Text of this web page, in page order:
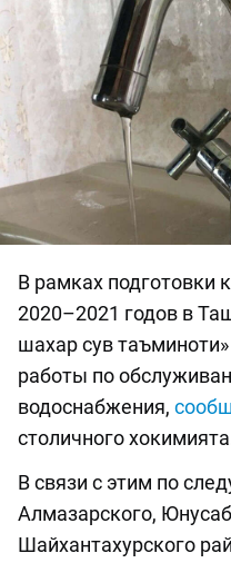
В рамках подготовки
2020–2021 годов в
шахар сув
работы по
водоснабжения,
столичного
В связи с этим по
Алмазарского,
Шайхантахурского